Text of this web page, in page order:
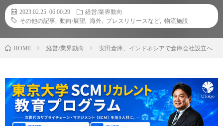
2023.02.25 06:00:29
経営/業界動向
その他の記事
動向/展望 海外 プレスリリースなど 物流施設
HOME 経営/業界動向 安田倉庫、インドネシアで倉庫会社設立へ